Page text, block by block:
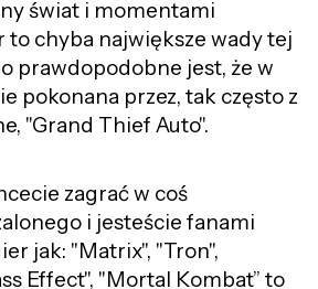
świat i momentami
chyba największe wady tej
prawdopodobne jest, że w
pokonana przez, tak często z
"Grand Thief Auto".
zagrać w coś
i jesteście fanami
jak: "Matrix", "Tron",
Effect", "Mortal Kombat” to